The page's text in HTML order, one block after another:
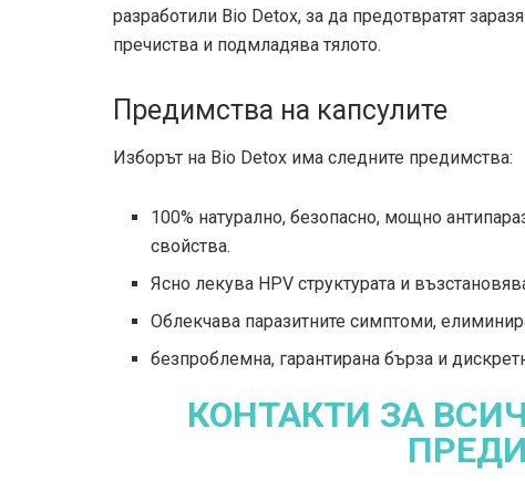
разработили Bio Detox, за да предотвратят
пречиства и подмладява тялото.
Предимства на капсулите
Изборът на Bio Detox има следните предимства:
100% натурално, безопасно, мощно
свойства.
Ясно лекува HPV структурата и
Облекчава паразитните симптоми,
безпроблемна, гарантирана бърза и
КОНТАКТИ ЗА